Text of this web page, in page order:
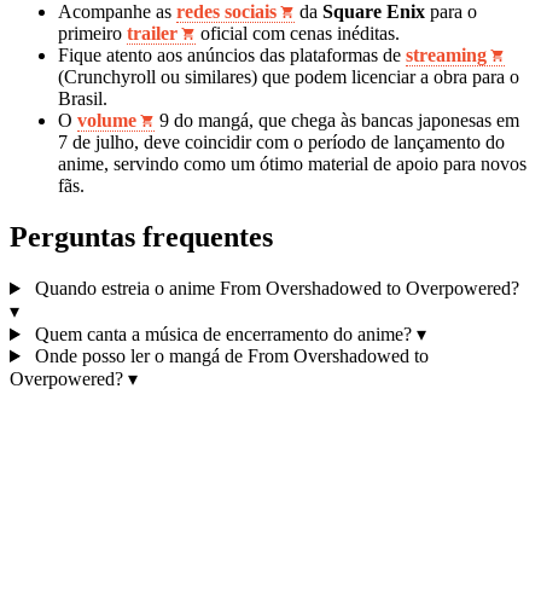
Acompanhe as redes sociais da Square Enix para o
primeiro trailer
oficial com cenas inéditas.
Fique atento aos anúncios das plataformas de streaming
(Crunchyroll ou similares) que podem licenciar a obra para o
Brasil.
O volume
9 do mangá, que chega às bancas japonesas em
7 de julho, deve coincidir com o período de lançamento do
anime, servindo como um ótimo material de apoio para novos
fãs.
Perguntas frequentes
Quando estreia o anime From Overshadowed to Overpowered?
▾
Quem canta a música de encerramento do anime? ▾
Onde posso ler o mangá de From Overshadowed to
Overpowered? ▾